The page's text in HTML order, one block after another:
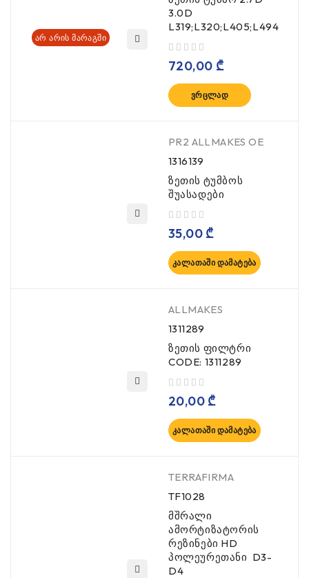
ᲐᲠ ᲐᲠᲘᲡ ᲛᲐᲠᲐᲒᲨᲘ
3.0D
L319;L320;L405;L494
720,00 ₾
ᲕᲠᲪᲚᲐᲓ
PR2 ALLMAKES OE
1316139
ზეთის ტუმბოს
შუასადები
35,00 ₾
ᲙᲐᲚᲐᲗᲐᲨᲘ ᲓᲐᲛᲐᲢᲔᲑᲐ
ALLMAKES
1311289
ზეთის ფილტრი
CODE: 1311289
20,00 ₾
ᲙᲐᲚᲐᲗᲐᲨᲘ ᲓᲐᲛᲐᲢᲔᲑᲐ
TERRAFIRMA
TF1028
მშრალი
ამორტიზატორის
რეზინები HD
პოლეურეთანი D3-
D4